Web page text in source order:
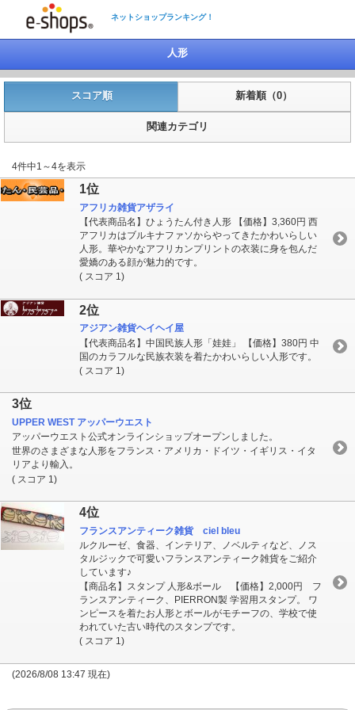
ネットショップランキング！
人形
スコア順 新着順（0）
関連カテゴリ
4件中1～4を表示
1位
アフリカ雑貨アザライ
【代表商品名】ひょうたん付き人形 【価格】3,360円 西
アフリカはブルキナファソからやってきたかわいらしい
人形。華やかなアフリカンプリントの衣装に身を包んだ
愛嬌のある顔が魅力的です。
( スコア 1)
2位
アジアン雑貨ヘイヘイ屋
【代表商品名】中国民族人形「娃娃」 【価格】380円 中
国のカラフルな民族衣装を着たかわいらしい人形です。
( スコア 1)
3位
UPPER WEST アッパーウエスト
アッパーウエスト公式オンラインショップオープンしました。
世界のさまざまな人形をフランス・アメリカ・ドイツ・イギリス・イタ
リアより輸入。
( スコア 1)
4位
フランスアンティーク雑貨 ciel bleu
ルクルーゼ、食器、インテリア、ノベルティなど、ノス
タルジックで可愛いフランスアンティーク雑貨をご紹介
しています♪
【商品名】スタンプ 人形&ボール 【価格】2,000円 フ
ランスアンティーク、PIERRON製 学習用スタンプ。 ワ
ンピースを着たお人形とボールがモチーフの、学校で使
われていた古い時代のスタンプです。
( スコア 1)
(2026/8/08 13:47 現在)